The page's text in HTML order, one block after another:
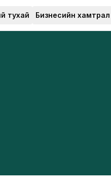
тухай Бизнесийн хамтрал